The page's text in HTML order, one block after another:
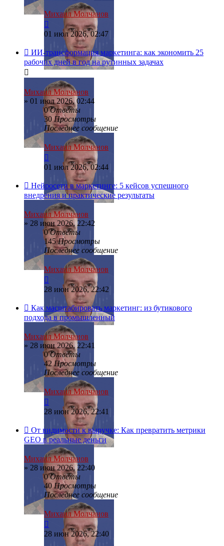
Михаил Молчанов
01 июл 2026, 02:47
ИИ-трансформация маркетинга: как экономить 25
рабочих дней в год на рутинных задачах
Михаил Молчанов
» 01 июл 2026, 02:44
0Ответы
30Просмотры
Последнее сообщение
Михаил Молчанов
01 июл 2026, 02:44
Нейросети в маркетинге: 5 кейсов успешного
внедрения и практические результаты
Михаил Молчанов
» 28 июн 2026, 22:42
0Ответы
145Просмотры
Последнее сообщение
Михаил Молчанов
28 июн 2026, 22:42
Как масштабировать маркетинг: из бутикового
подхода в промышленный
Михаил Молчанов
» 28 июн 2026, 22:41
0Ответы
42Просмотры
Последнее сообщение
Михаил Молчанов
28 июн 2026, 22:41
От видимости к выручке: Как превратить метрики
GEO в реальные деньги
Михаил Молчанов
» 28 июн 2026, 22:40
0Ответы
40Просмотры
Последнее сообщение
Михаил Молчанов
28 июн 2026, 22:40